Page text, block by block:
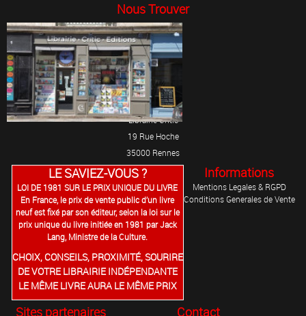
Nous Trouver
Librairie Critic
19 Rue Hoche
35000 Rennes
LE SAVIEZ-VOUS ?
LOI DE 1981 SUR LE PRIX UNIQUE DU LIVRE
En France, le prix de vente public d’un livre
neuf est fixé par son éditeur, selon la loi sur le
prix unique du livre initiée en 1981 par Jack
Lang, Ministre de la Culture.
CHOIX, CONSEILS, PROXIMITÉ, SOURIRE
DE VOTRE LIBRAIRIE INDÉPENDANTE
LE MÊME LIVRE AURA LE MÊME PRIX
Informations
Mentions Legales & RGPD
Conditions Generales de Vente
Sites partenaires Contact